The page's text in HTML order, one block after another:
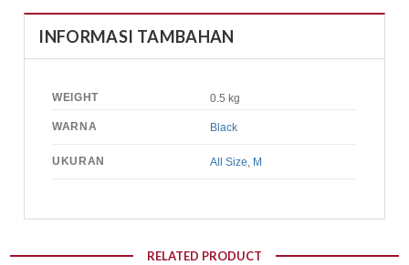
INFORMASI TAMBAHAN
WEIGHT 0.5 kg
WARNA Black
UKURAN All Size M
RELATED PRODUCT